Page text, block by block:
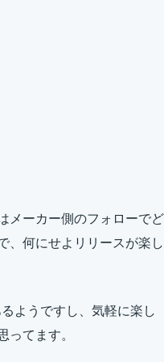
メーカー側のフォローでど
、何にせよリリースが楽し
ようですし、気軽に楽し
ってます。